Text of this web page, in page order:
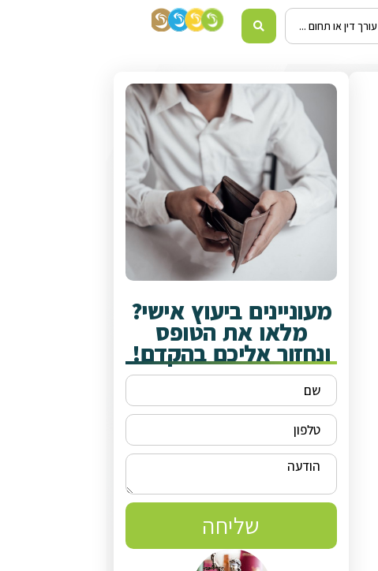
מעוניינים ביעוץ אישי?
מלאו את הטופס
ונחזור אליכם בהקדם!
שליחה